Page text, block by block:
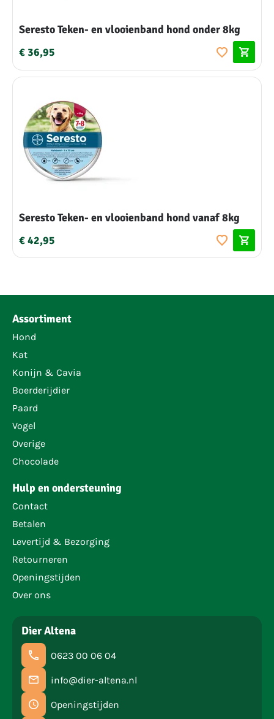
Seresto Teken- en vlooienband hond onder 8kg
€ 36,95
Seresto Teken- en vlooienband hond vanaf 8kg
€ 42,95
Assortiment
Hond
Kat
Konijn & Cavia
Boerderijdier
Paard
Vogel
Overige
Chocolade
Hulp en ondersteuning
Contact
Betalen
Levertijd & Bezorging
Retourneren
Openingstijden
Over ons
Dier Altena
0623 00 06 04
info@dier-altena.nl
Openingstijden